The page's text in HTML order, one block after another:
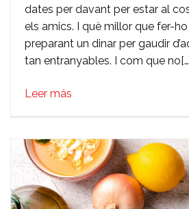
dates per davant per estar al
els amics. I què millor que fer-
preparant un dinar per gaudir
tan entranyables. I com que
Leer más